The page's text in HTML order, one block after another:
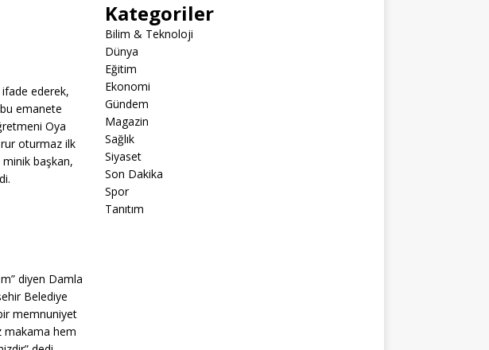
ifade ederek,
emanete
Oya
oturmaz ilk
minik başkan,
diyen Damla
Belediye
memnuniyet
makama hem
Kategoriler
Bilim & Teknoloji
Dünya
Eğitim
Ekonomi
Gündem
Magazin
Sağlık
Siyaset
Son Dakika
Spor
Tanıtım